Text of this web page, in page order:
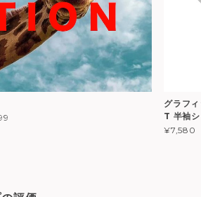
グラフ
T 半袖
¥7,580